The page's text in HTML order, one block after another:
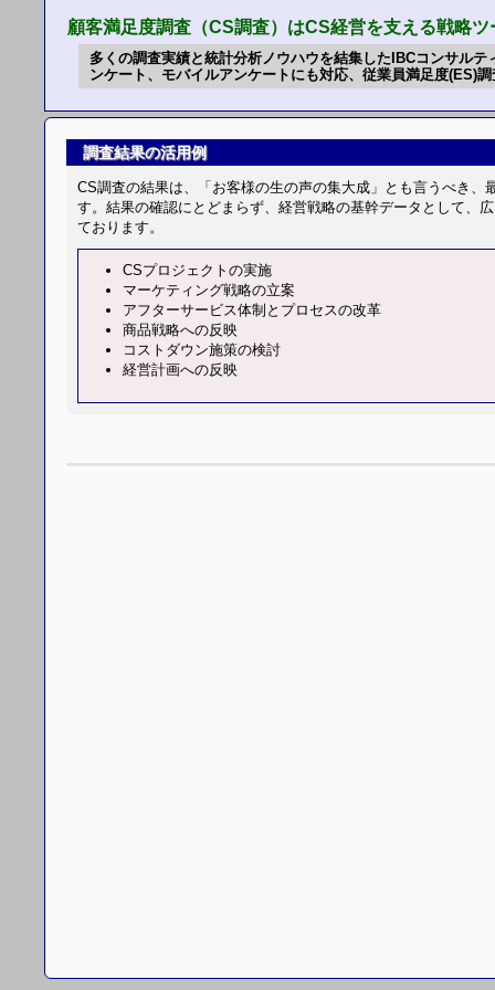
顧客満足度調査（CS調査）はCS経営を支える戦略
多くの調査実績と統計分析ノウハウを結集したIBCコンサル
ンケート、モバイルアンケートにも対応、従業員満足度(ES)
調査結果の活用例
CS調査の結果は、「お客様の生の声の集大成」とも言うべき、
す。結果の確認にとどまらず、経営戦略の基幹データとして、
ております。
CSプロジェクトの実施
マーケティング戦略の立案
アフターサービス体制とプロセスの改革
商品戦略への反映
コストダウン施策の検討
経営計画への反映